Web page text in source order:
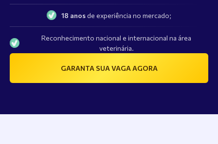
18 anosde experiência no mercado;
Reconhecimento nacional e internacional na área
veterinária.
GARANTA SUA VAGA AGORA